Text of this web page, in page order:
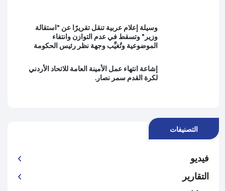
وسيلة إعلام عربية تنقل تقريرًا عن "استقالة
وزير" وتسقط في عدم التوازن وانتفاء
الموضوعية وتُغيِّب وجهة نظر رئيس الحكومة
إشاعة انتهاء عمل الأمينة العامة للاتحاد الأردني
لكرة القدم سمر نصار.
التصنيفات
فيديو
التقارير